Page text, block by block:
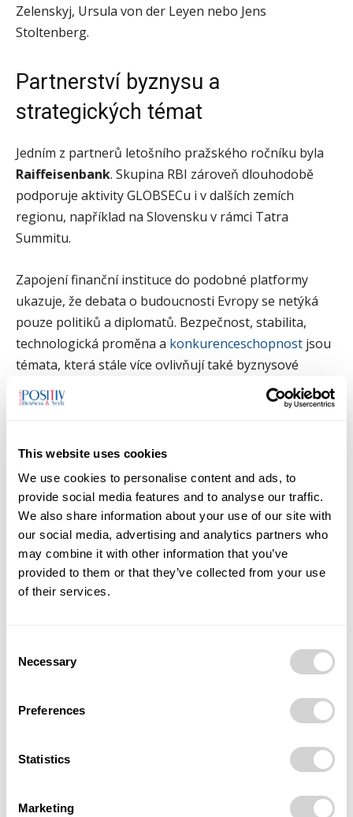
This website uses cookies
We use cookies to personalise content and ads, to
provide social media features and to analyse our traffic.
We also share information about your use of our site with
our social media, advertising and analytics partners who
may combine it with other information that you’ve
provided to them or that they’ve collected from your use
of their services.
Selection
Necessary
Preferences
Statistics
Marketing
Zelenskyj, Ursula von der Leyen nebo Jens
Stoltenberg.
Partnerství byznysu a
strategických témat
Jedním z partnerů letošního pražského ročníku byla
Raiffeisenbank. Skupina RBI zároveň dlouhodobě
podporuje aktivity GLOBSECu i v dalších zemích
regionu, například na Slovensku v rámci Tatra
Summitu.
Zapojení finanční instituce do podobné platformy
ukazuje, že debata o budoucnosti Evropy se netýká
pouze politiků a diplomatů. Bezpečnost, stabilita,
technologická proměna a konkurenceschopnost jsou
témata, která stále více ovlivňují také byznysové
prostředí, investice a dlouhodobé rozhodování firem.
světové politice. Bylo především připomínkou, že
budoucnost Evropy se bude rozhodovat na průsečíku
bezpečnosti, technologií, ekonomiky a schopnosti
spolupracovat napříč sektory.
Zdroj: TZ společnostiRaiffeisenbank
posledního ročníku soutěže
Tvůrci Army a DayZ učí děti
programovat. Jejich